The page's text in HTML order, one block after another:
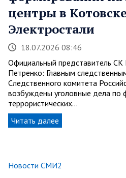
центры в
Электростали
18.07.2026 08:46
Официальный представитель СК
Петренко: Главным
Следственного комитета
возбуждены уголовные дела по
террористических…
Читать далее
Новости СМИ2